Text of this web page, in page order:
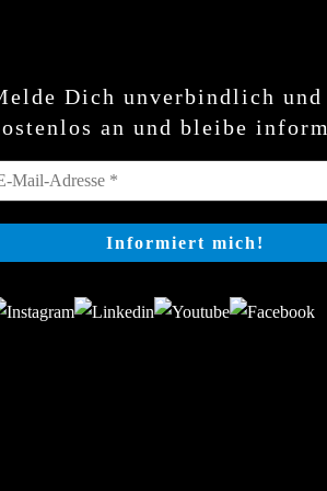
Dich unverbindlich und
an und bleibe